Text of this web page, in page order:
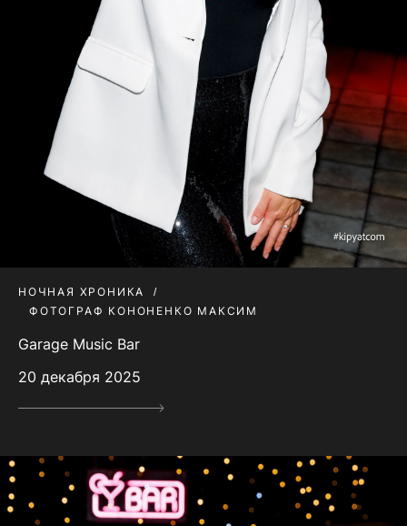
НОЧНАЯ ХРОНИКА
ФОТОГРАФ КОНОНЕНКО МАКСИМ
Garage Music Bar
20 декабря 2025